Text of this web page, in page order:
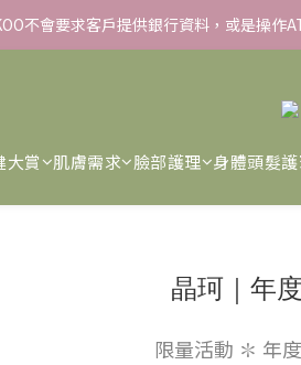
９贈▸彈力保濕面膜/盒 ➋滿１８８８贈▸
不會要求客戶提供銀行資料，或是操
９贈▸彈力保濕面膜/盒 ➋滿１８８８贈▸
大賞 肌膚需求 臉部護理 身體頭髮
晶珂｜年
限量活動 ✽ 年